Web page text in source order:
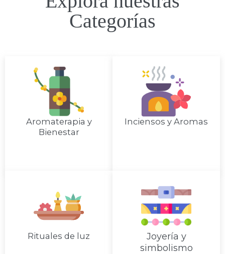
Categorías
Aromaterapia y
Bienestar
Inciensos y Aromas
Rituales de luz
Joyería y
simbolismo